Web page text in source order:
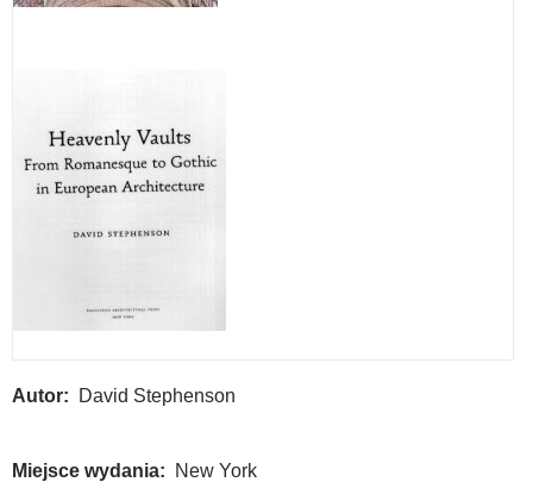
Autor David Stephenson
Miejsce wydania New York